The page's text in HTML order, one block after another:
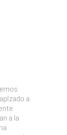
a
a la